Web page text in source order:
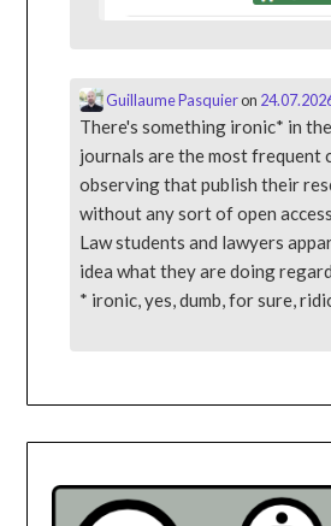
Guillaume Pasquieron
There's something ironic* in
journals are the most frequent
observing that publish their
without any sort of open
Law students and lawyers
idea what they are doing
* ironic, yes, dumb, for sure,